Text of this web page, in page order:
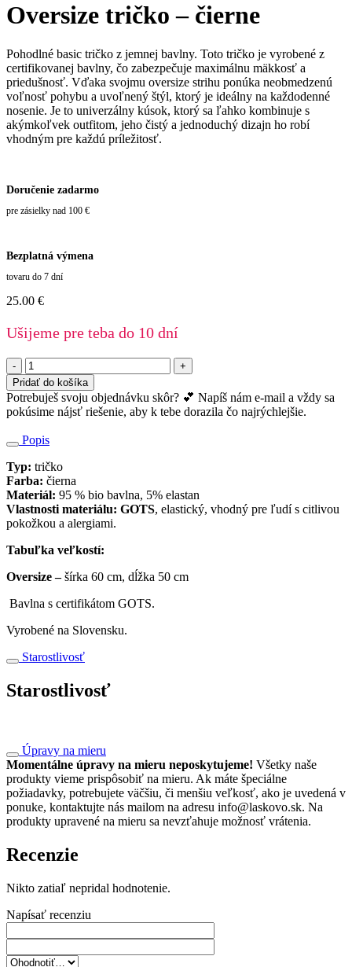
Oversize tričko – čierne
Pohodlné basic tričko z jemnej bavlny. Toto tričko je vyrobené z
certifikovanej bavlny, čo zabezpečuje maximálnu mäkkosť a
priedušnosť. Vďaka svojmu oversize strihu ponúka neobmedzenú
voľnosť pohybu a uvoľnený štýl, ktorý je ideálny na každodenné
nosenie. Je to univerzálny kúsok, ktorý sa ľahko kombinuje s
akýmkoľvek outfitom, jeho čistý a jednoduchý dizajn ho robí
vhodným pre každú príležitosť.
Doručenie zadarmo
pre zásielky nad 100 €
Bezplatná výmena
tovaru do 7 dní
25.00 €
Ušijeme pre teba do 10 dní
množstvo
Oversize
tričko
-
čierne
Pridať do košíka
Potrebuješ svoju objednávku skôr? 💕 Napíš nám e-mail a vždy sa
pokúsime nájsť riešenie, aby k tebe dorazila čo najrýchlejšie.
Popis
Typ: tričko
Farba: čierna
Materiál: 95 % bio bavlna, 5% elastan
Vlastnosti materiálu: GOTS, elastický, vhodný pre ľudí s citlivou
pokožkou a alergiami.
Tabuľka veľkostí:
Oversize –šírka 60 cm, dĺžka 50 cm
Bavlna s certifikátom GOTS.
Vyrobené na Slovensku.
Starostlivosť
Starostlivosť
Úpravy na mieru
Momentálne úpravy na mieru neposkytujeme! Všetky naše
produkty vieme prispôsobiť na mieru. Ak máte špeciálne
požiadavky, potrebujete väčšiu, či menšiu veľkosť, ako je uvedená v
ponuke, kontaktujte nás mailom na adresu info@laskovo.sk. Na
produkty upravené na mieru sa nevzťahuje možnosť vrátenia.
Recenzie
Nikto zatiaľ nepridal hodnotenie.
Napísať recenziu